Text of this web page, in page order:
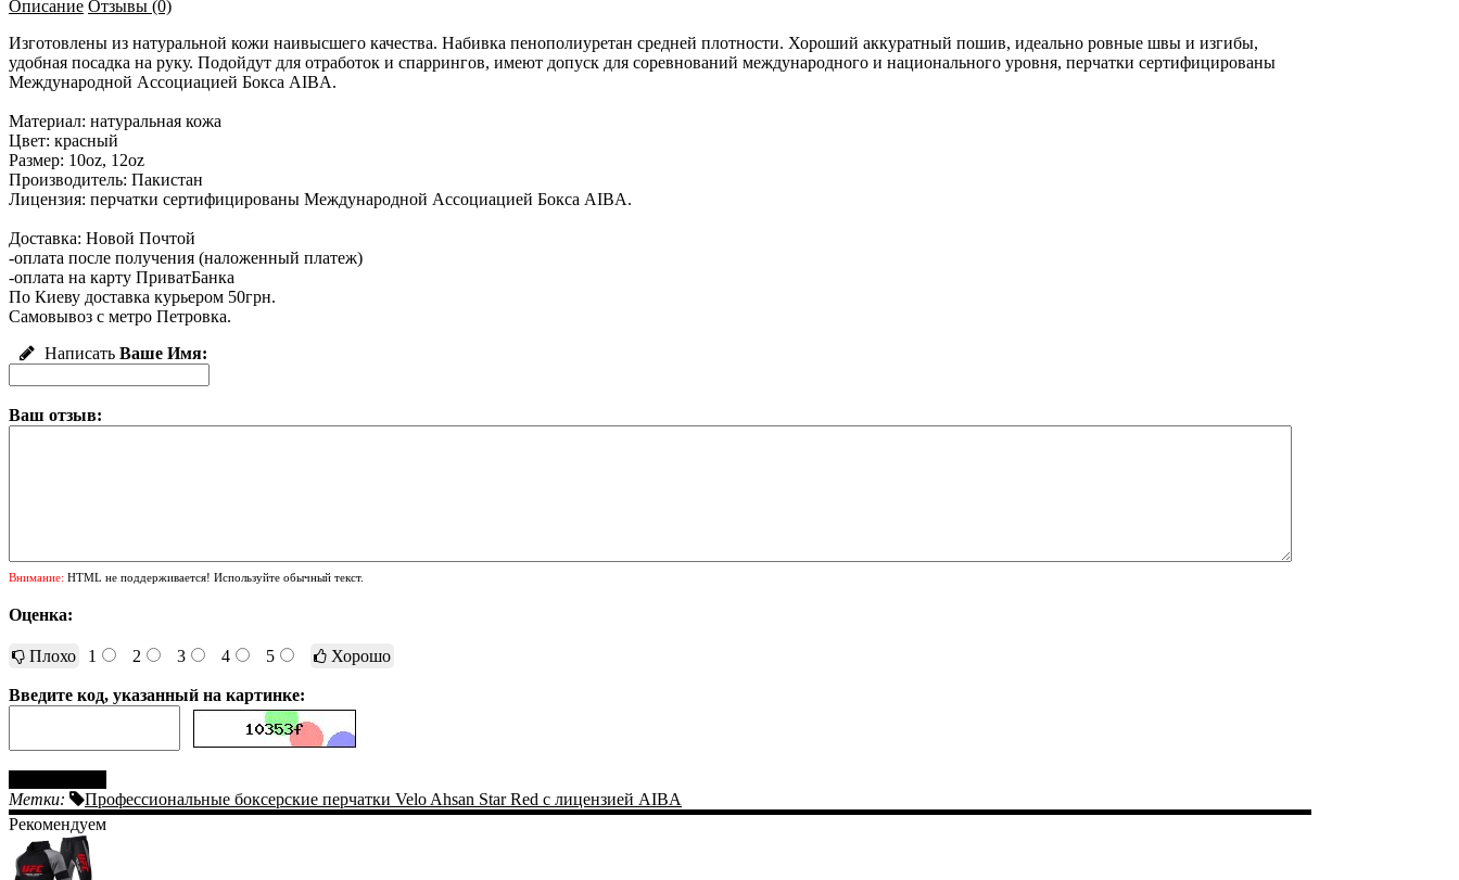
Описание Отзывы (0)
Изготовлены из натуральной кожи наивысшего качества. Набивка пенополиуретан средней плотности. Хороший аккуратный пошив, идеально ровные швы и изгибы,
удобная посадка на руку. Подойдут для отработок и спаррингов, имеют допуск для соревнований международного и национального уровня, перчатки сертифицированы
Международной Ассоциацией Бокса AIBA.
Материал: натуральная кожа
Цвет: красный
Размер: 10oz, 12oz
Производитель: Пакистан
Лицензия: перчатки сертифицированы Международной Ассоциацией Бокса AIBA.
Доставка: Новой Почтой
-оплата после получения (наложенный платеж)
-оплата на карту ПриватБанка
По Киеву доставка курьером 50грн.
Самовывоз с метро Петровка.
Написать Ваше Имя:
Ваш отзыв:
Внимание: HTML не поддерживается! Используйте обычный текст.
Оценка:
Плохо 1 2 3 4 5 Хорошо
Введите код, указанный на картинке:
Метки:
Профессиональные боксерские перчатки Velo Ahsan Star Red с лицензией AIBA
Рекомендуем